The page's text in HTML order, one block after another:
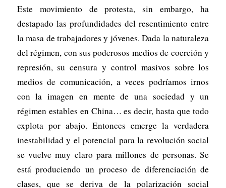
Este movimiento de protesta, sin embargo, ha
destapado las profundidades del resentimiento entre
la masa de trabajadores y jóvenes. Dada la naturaleza
del régimen, con sus poderosos medios de coerción y
represión, su censura y control masivos sobre los
medios de comunicación, a veces podríamos irnos
con la imagen en mente de una sociedad y un
régimen estables en China… es decir, hasta que todo
explota por abajo. Entonces emerge la verdadera
inestabilidad y el potencial para la revolución social
se vuelve muy claro para millones de personas. Se
está produciendo un proceso de diferenciación de
clases, que se deriva de la polarización social